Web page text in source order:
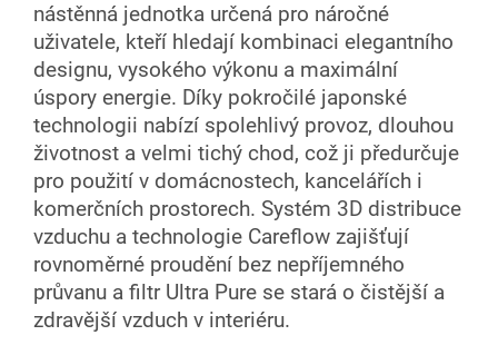
nástěnná jednotka určená pro náročné
uživatele, kteří hledají kombinaci elegantního
designu, vysokého výkonu a maximální
úspory energie. Díky pokročilé japonské
technologii nabízí spolehlivý provoz, dlouhou
životnost a velmi tichý chod, což ji předurčuje
pro použití v domácnostech, kancelářích i
komerčních prostorech. Systém 3D distribuce
vzduchu a technologie Careflow zajišťují
rovnoměrné proudění bez nepříjemného
průvanu a filtr Ultra Pure se stará o čistější a
zdravější vzduch v interiéru.